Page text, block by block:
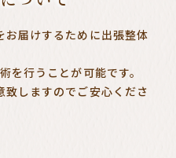
お届けするために出張整体
を行うことが可能です。
しますのでご安心くださ